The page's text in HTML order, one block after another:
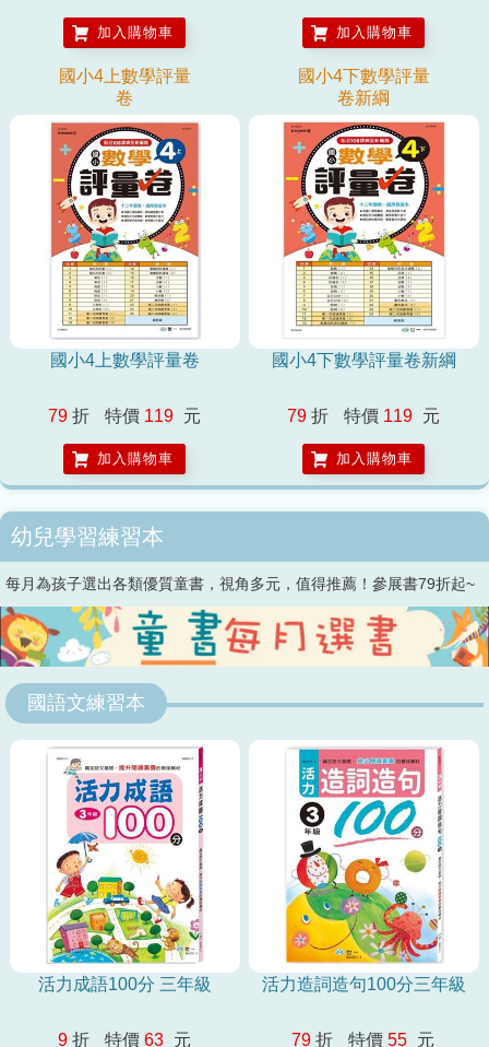
加入購物車 加入購物車
國小4上數學評量
卷
國小4上數學評量卷
79 折 特價 119 元
加入購物車
國小4下數學評量
卷新綱
國小4下數學評量卷新綱
79 折 特價 119 元
加入購物車
幼兒學習練習本
每月為孩子選出各類優質童書，視角多元，值得推薦！參展書79折起~
國語文練習本
活力成語100分 三年級
9 折 特價 63 元
活力造詞造句100分三年級
79 折 特價 55 元